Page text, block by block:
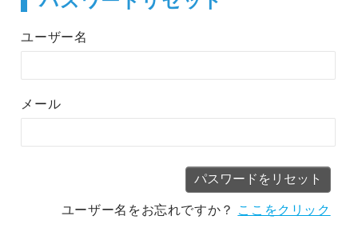
ユーザー名
メール
ユーザー名をお忘れですか？ ここをクリック